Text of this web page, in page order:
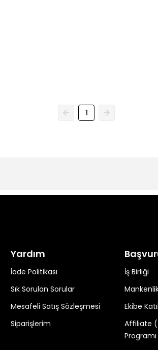
1
Yardım
İade Politikası
Sık Sorulan Sorular
Mesafeli Satış Sözleşmesi
Siparişlerim
İş Birliği
Ekibe Katıl
Affiliate (
Programı